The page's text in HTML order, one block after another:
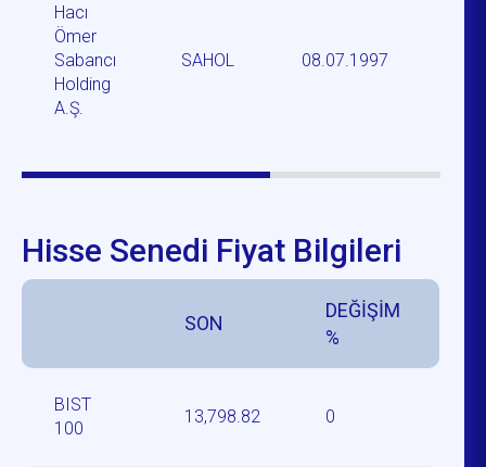
Hacı
Ömer
Sabancı
Holding
A.Ş.
SAHOL 08.07.1997
Hisse Senedi Fiyat Bilgileri
SON
DEĞİŞİM
%
BIST
100
13,798.82 0